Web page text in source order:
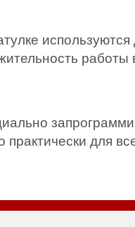
работы
для